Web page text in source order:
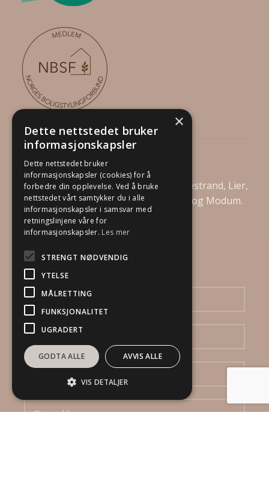
Din Boligstylist AS
Vi tilbyr boligstyling i Drammen, Holmestrand, Lier,
Asker, Bærum, Kongsberg, Øvre Eiker og Modum.
Send oss en henvendelse
×
Dette nettstedet bruker
informasjonskapsler
Dette nettstedet bruker
informasjonskapsler (cookies) for å
forbedre din opplevelse. Ved å bruke
nettstedet vårt samtykker du i alle
informasjonskapsler i samsvar med
retningslinjene våre for
informasjonskapsler. Les mer
STRENGT NØDVENDIG
YTELSE
MÅLRETTING
FUNKSJONALITET
UGRADERT
GODTA ALLE AVVIS ALLE
VIS DETALJER